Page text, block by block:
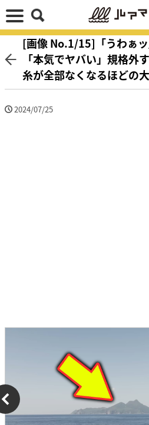
[画像 No.1/15]「うわぁッ
「本気でヤバい」規格外
糸が全部なくなるほどの
2024/07/25